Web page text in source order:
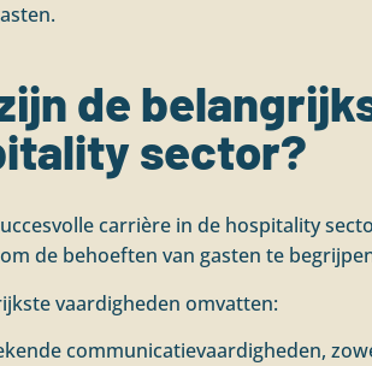
de
sector?
carrière in de hospitality
de behoeften van gasten te
vaardigheden omvatten:
communicatievaardigheden,